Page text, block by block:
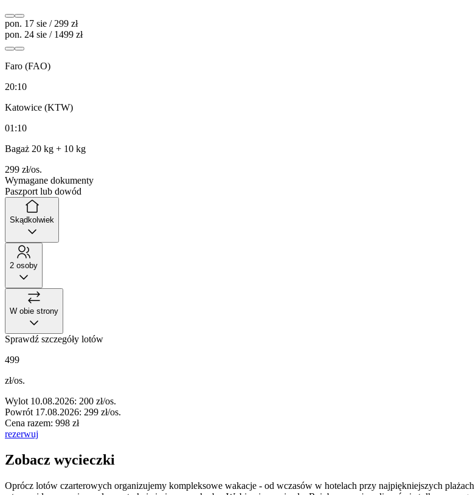
pon. 17 sie / 299 zł
pon. 24 sie / 1499 zł
Faro (FAO)
20:10
Katowice (KTW)
01:10
Bagaż 20 kg + 10 kg
299 zł/os.
Wymagane dokumenty
Paszport lub dowód
Skądkolwiek
2 osoby
W obie strony
Sprawdź szczegóły lotów
499
zł/os.
Wylot 10.08.2026: 200 zł/os.
Powrót 17.08.2026: 299 zł/os.
Cena razem: 998 zł
rezerwuj
Zobacz wycieczki
Oprócz lotów czarterowych organizujemy kompleksowe wakacje - od wczasów w hotelach przy najpiękniejszych